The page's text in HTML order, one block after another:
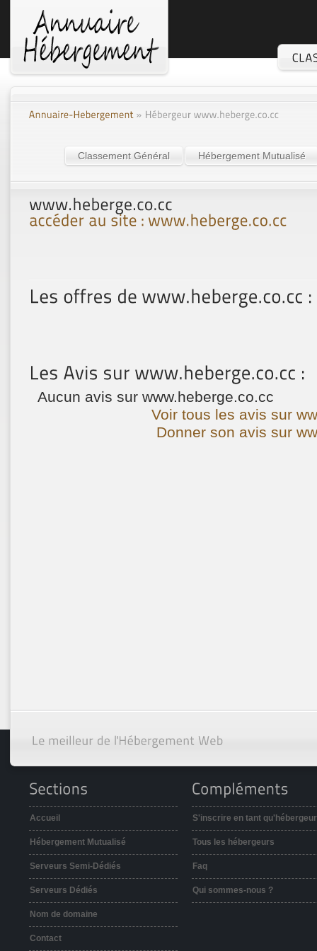
Classement Général Hébergement Mutualisé
Aucun avis sur www.heberge.co.cc
Voir tous les avis sur
Donner son avis sur
Accueil
Hébergement Mutualisé
Serveurs Semi-Dédiés
Serveurs Dédiés
Nom de domaine
Contact
S'inscrire en tant qu'hébergeur
Tous les hébergeurs
Faq
Qui sommes-nous ?